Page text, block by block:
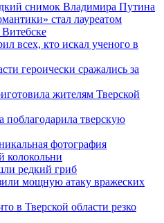
снимок Владимира Путина
стал лауреатом
Витебске
всех, кто искал ученого в
героически сражались за
жителям Тверской
тверскую
фотография
колокольни
редкий гриб
мощную атаку вражеских
в Тверской области резко